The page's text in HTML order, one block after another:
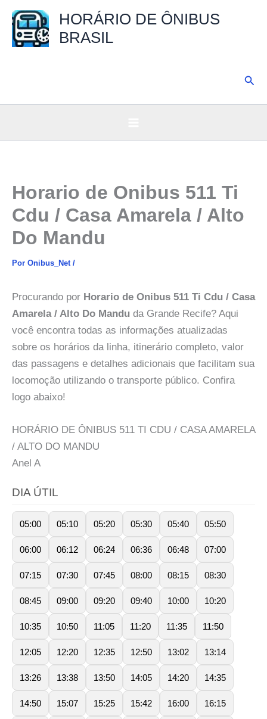
para
HORÁRIO DE ÔNIBUS
BRASIL
Horario de Onibus 511 Ti
Cdu / Casa Amarela / Alto
Do Mandu
Por Onibus_Net /
Procurando por Horario de Onibus 511 Ti Cdu / Casa
Amarela / Alto Do Mandu da Grande Recife? Aqui
você encontra todas as informações atualizadas
sobre os horários da linha, itinerário completo, valor
das passagens e detalhes adicionais que facilitam sua
locomoção utilizando o transporte público. Confira
logo abaixo!
HORÁRIO DE ÔNIBUS 511 TI CDU / CASA AMARELA
/ ALTO DO MANDU
Anel A
DIA ÚTIL
05:00 05:10 05:20 05:30 05:40 05:50
06:00 06:12 06:24 06:36 06:48 07:00
07:15 07:30 07:45 08:00 08:15 08:30
08:45 09:00 09:20 09:40 10:00 10:20
10:35 10:50 11:05 11:20 11:35 11:50
12:05 12:20 12:35 12:50 13:02 13:14
13:26 13:38 13:50 14:05 14:20 14:35
14:50 15:07 15:25 15:42 16:00 16:15